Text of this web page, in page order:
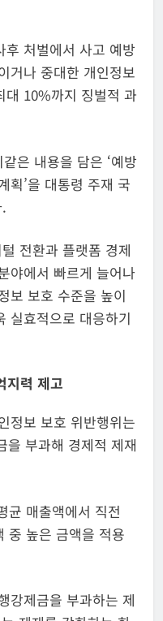
후 처벌에서 사고 예방
거나 중대한 개인정보
대 10%까지 징벌적 과
은 내용을 담은 ‘예방
획’을 대통령 주재 국
전환과 플랫폼 경제
야에서 빠르게 늘어나
보 보호 수준을 높이
실효적으로 대응하기
지력 제고
정보 보호 위반행위는
을 부과해 경제적 제재
균 매출액에서 직전
중 높은 금액을 적용
강제금을 부과하는 제